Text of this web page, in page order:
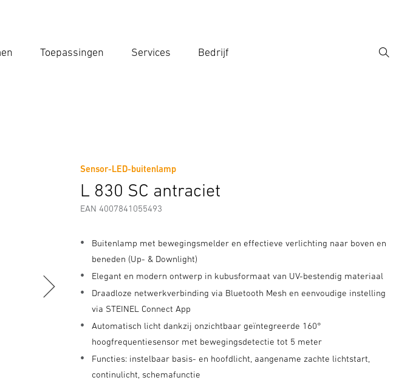
Toepassingen Services Bedrijf
Zoek
Sensor-LED-buitenlamp
L 830 SC antraciet
EAN 4007841055493
Buitenlamp met bewegingsmelder en effectieve verlichting naar boven en
beneden (Up- & Downlight)
Elegant en modern ontwerp in kubusformaat van UV-bestendig materiaal
Draadloze netwerkverbinding via Bluetooth Mesh en eenvoudige instelling
via STEINEL Connect App
Automatisch licht dankzij onzichtbaar geïntegreerde 160°
hoogfrequentiesensor met bewegingsdetectie tot 5 meter
Functies: instelbaar basis- en hoofdlicht, aangename zachte lichtstart,
continulicht, schemafunctie
en Waarschuwingsinstructies Fabrikantinformatie